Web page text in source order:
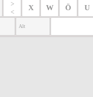
>
<
X W Ö U
Alt